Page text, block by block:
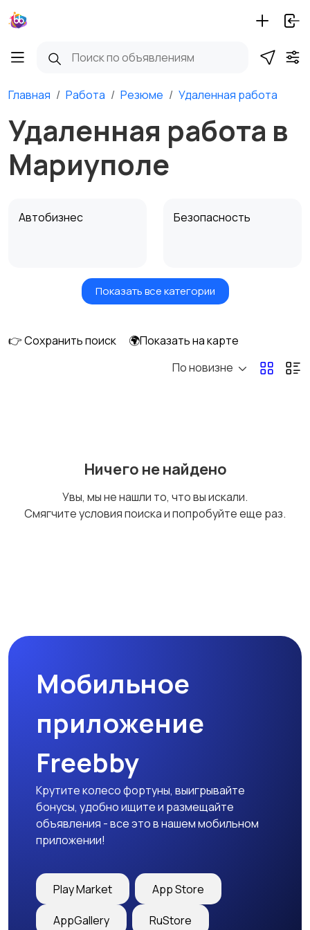
Главная Работа Резюме Удаленная работа
Удаленная работа в
Мариуполе
Автобизнес Безопасность
Бытовые услуги и
Высший менеджмент
Добыча сырья,
Медицина Начало карьеры
Образование и наука
закупки
Показать все категории
👉 Сохранить поиск
🌍Показать на карте
По новизне
Ничего не найдено
Увы, мы не нашли то, что вы искали.
Смягчите условия поиска и попробуйте еще раз.
Мобильное
приложение
Freebby
Крутите колесо фортуны, выигрывайте
бонусы, удобно ищите и размещайте
объявления - все это в нашем мобильном
приложении!
Play Market App Store
AppGallery RuStore